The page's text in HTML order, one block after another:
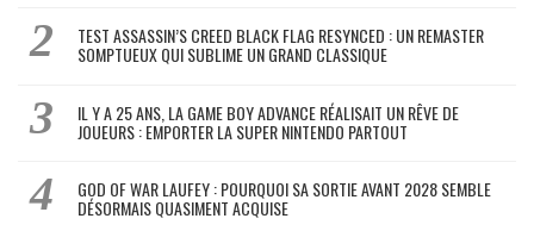
TEST ASSASSIN’S CREED BLACK FLAG RESYNCED : UN REMASTER
SOMPTUEUX QUI SUBLIME UN GRAND CLASSIQUE
IL Y A 25 ANS, LA GAME BOY ADVANCE RÉALISAIT UN RÊVE DE
JOUEURS : EMPORTER LA SUPER NINTENDO PARTOUT
GOD OF WAR LAUFEY : POURQUOI SA SORTIE AVANT 2028 SEMBLE
DÉSORMAIS QUASIMENT ACQUISE